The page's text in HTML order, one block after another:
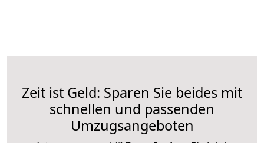
Zeit ist Geld: Sparen Sie beides mit
schnellen und passenden
Umzugsangeboten